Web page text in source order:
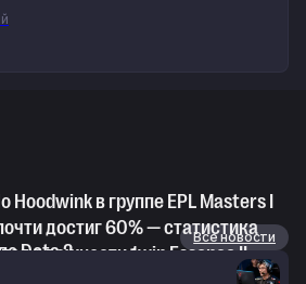
Hoodwink в группе EPL Masters I
достиг 60% — статистика
Dota 2
о важности 1win Essence II
2026
Все новости